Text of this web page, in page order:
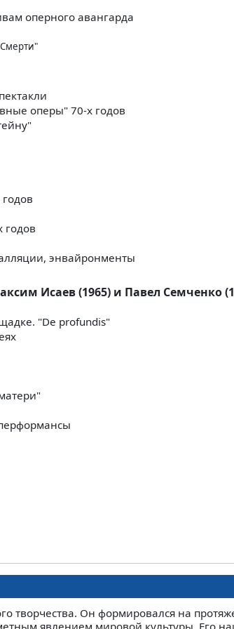
оперного авангарда
оперы" 70-х годов
годов
энвайронменты
Исаев (1965) и Павел Семченко
"De profundis"
творчества. Он формировался на
явлением мировой культуры. Его